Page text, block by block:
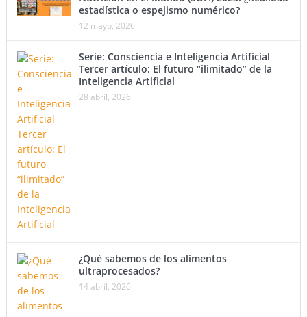
estadística o espejismo numérico?
12 mayo, 2026
Serie: Consciencia e Inteligencia Artificial
Tercer artículo: El futuro “ilimitado” de la
Inteligencia Artificial
28 abril, 2026
¿Qué sabemos de los alimentos
ultraprocesados?
14 abril, 2026